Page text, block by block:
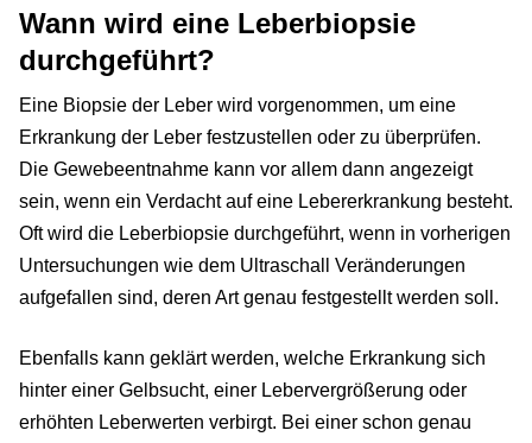
Wann wird eine Leberbiopsie
durchgeführt?
Eine Biopsie der Leber wird vorgenommen, um eine
Erkrankung der Leber festzustellen oder zu überprüfen.
Die Gewebeentnahme kann vor allem dann angezeigt
sein, wenn ein Verdacht auf eine Lebererkrankung besteht.
Oft wird die Leberbiopsie durchgeführt, wenn in vorherigen
Untersuchungen wie dem Ultraschall Veränderungen
aufgefallen sind, deren Art genau festgestellt werden soll.
Ebenfalls kann geklärt werden, welche Erkrankung sich
hinter einer Gelbsucht, einer Lebervergrößerung oder
erhöhten Leberwerten verbirgt. Bei einer schon genau